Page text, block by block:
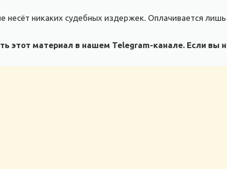
несёт никаких судебных издержек. Оплачивается
этот материал в нашем Telegram-канале. Если вы